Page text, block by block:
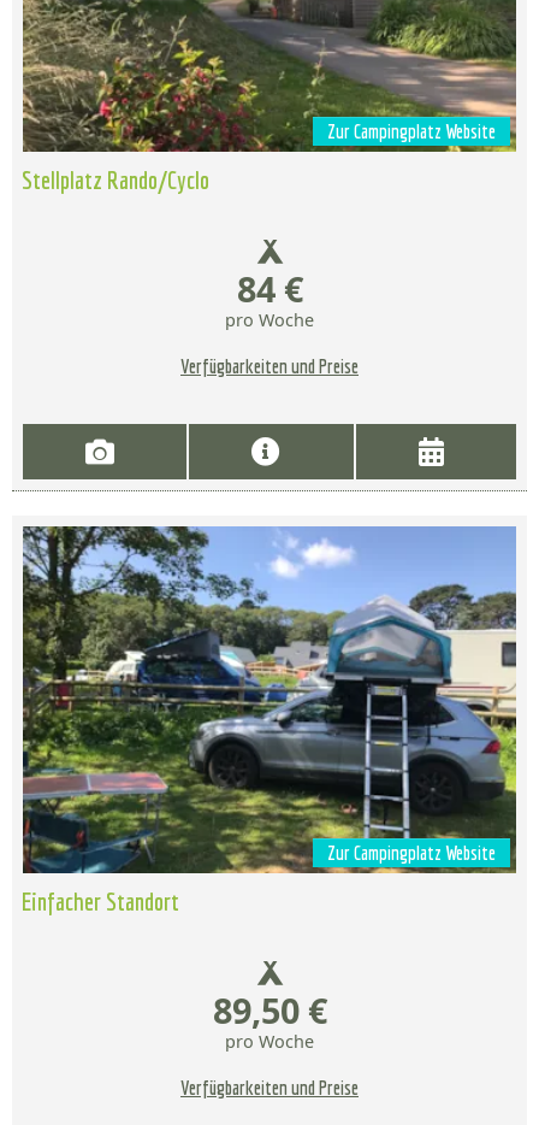
Zur Campingplatz Website
Stellplatz Rando/Cyclo
84 €
pro Woche
Verfügbarkeiten und Preise
Zur Campingplatz Website
Einfacher Standort
89,50 €
pro Woche
Verfügbarkeiten und Preise